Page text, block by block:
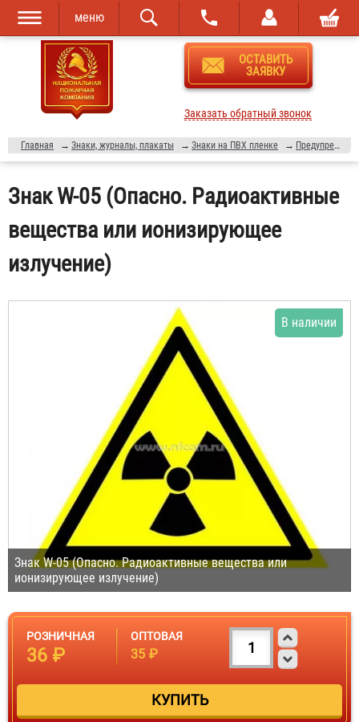
Перейти к
основному
содержанию
Skip to
navigation
меню
ОСТАВИТЬ
ЗАЯВКУ
Заказать обратный звонок
Главная → Знаки, журналы, плакаты → Знаки на ПВХ пленке → Предупреждающие знаки
Знак W-05 (Опасно. Радиоактивные
вещества или ионизирующее
излучение)
Знак W-05 (Опасно. Радиоактивные вещества или
ионизирующее излучение)
В наличии
РОЗНИЧНАЯ
36 ₽
ОПТОВАЯ
35 ₽